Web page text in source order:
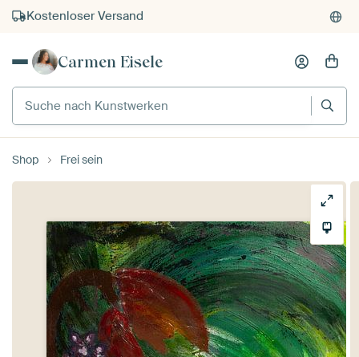
Kauf auf Rechnung
Individueller Druck auf Bestellung
Carmen Eisele
Suche nach Kunstwerken
Shop Frei sein